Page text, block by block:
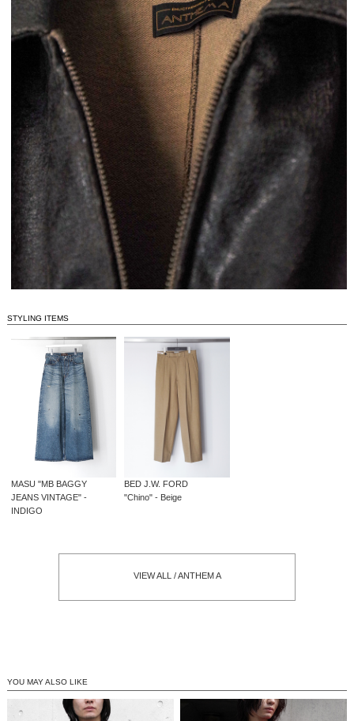
STYLING ITEMS
MASU "MB BAGGY
JEANS VINTAGE" -
INDIGO
BED J.W. FORD
"Chino" - Beige
VIEW ALL / ANTHEM A
YOU MAY ALSO LIKE